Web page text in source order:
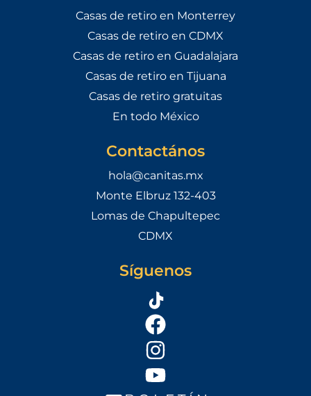
Casas de retiro en Monterrey
Casas de retiro en CDMX
Casas de retiro en Guadalajara
Casas de retiro en Tijuana
Casas de retiro gratuitas
En todo México
Contactános
hola@canitas.mx
Monte Elbruz 132-403
Lomas de Chapultepec
CDMX
Síguenos